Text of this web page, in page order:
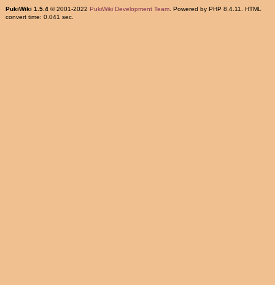
PukiWiki 1.5.4© 2001-2022 PukiWiki Development Team. Powered by PHP 8.4.11. HTML
convert time: 0.041 sec.